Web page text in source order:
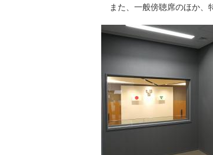
また、一般傍聴席のほか、